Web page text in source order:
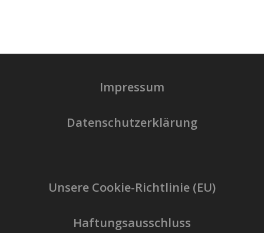
Impressum
Datenschutzerklärung
Unsere Cookie-Richtlinie (EU)
Haftungsausschluss